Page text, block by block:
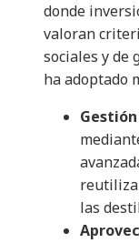
donde
valoran
sociales y de
ha adoptado
las